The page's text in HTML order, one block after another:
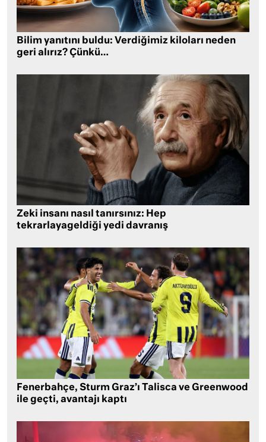
Bilim yanıtını buldu: Verdiğimiz kiloları neden
geri alırız? Çünkü…
Zeki insanı nasıl tanırsınız: Hep
tekrarlayageldiği yedi davranış
Fenerbahçe, Sturm Graz’ı Talisca ve Greenwood
ile geçti, avantajı kaptı